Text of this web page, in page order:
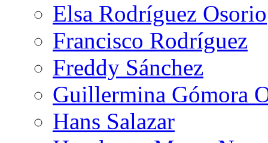
Elsa Rodríguez Osorio
Francisco Rodríguez
Freddy Sánchez
Guillermina Gómora
Hans Salazar